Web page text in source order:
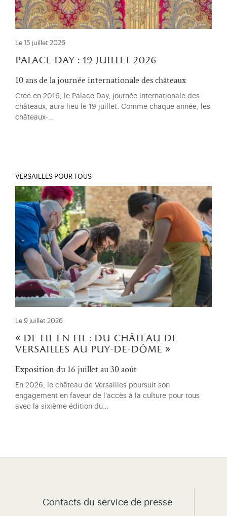
Le 15 juillet 2026
palace day : 19 juillet 2026
10 ans de la journée internationale des châteaux
Créé en 2016, le Palace Day, journée internationale des
châteaux, aura lieu le 19 juillet. Comme chaque année, les
châteaux-…
VERSAILLES POUR TOUS
Le 9 juillet 2026
« de fil en fil : du château de
versailles au puy-de-dôme »
Exposition du 16 juillet au 30 août
En 2026, le château de Versailles poursuit son
engagement en faveur de l'accès à la culture pour tous
avec la sixième édition du…
Contacts du service de presse